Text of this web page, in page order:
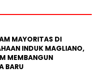
MAYORITAS DI
INDUK MAGLIANO,
MEMBANGUN
BARU